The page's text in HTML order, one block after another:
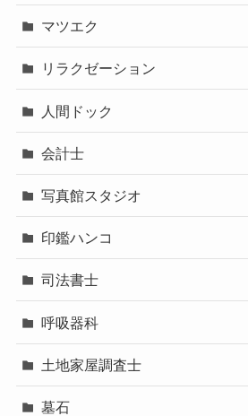
マツエク
リラクゼーション
人間ドック
会計士
写真館スタジオ
印鑑ハンコ
司法書士
呼吸器科
土地家屋調査士
墓石